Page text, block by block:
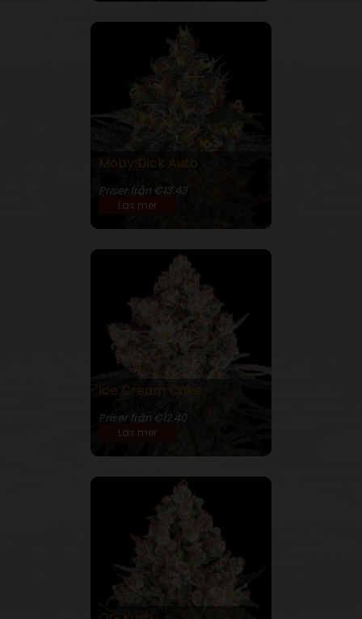
Moby Dick Auto
Priser från €13.43
Läs mer
Ice Cream Cake
Priser från €12.40
Läs mer